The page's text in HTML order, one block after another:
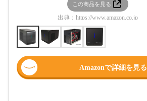
この商品を見る
出典： https://www.amazon.co.jp
Amazonで詳細を見る